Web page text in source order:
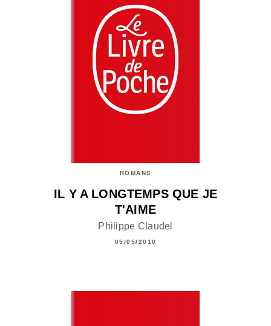
ROMANS
IL Y A LONGTEMPS QUE JE
T'AIME
Philippe Claudel
05/05/2010